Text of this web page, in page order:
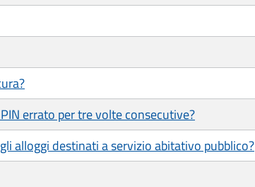
errato per tre volte consecutive?
alloggi destinati a servizio abitativo pubblico?